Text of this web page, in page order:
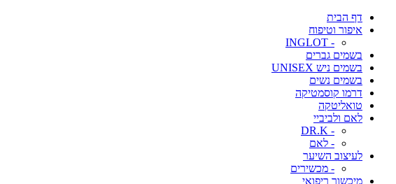
דף הבית
איפור וטיפוח
- INGLOT
בשמים גברים
בשמים ניש UNISEX
בשמים נשים
דרמו קוסמטיקה
טואליטקה
לאם ולביביי
- DR.K
- לאם
לעיצוב השיער
- מכשירים
מיכשור ריפואי